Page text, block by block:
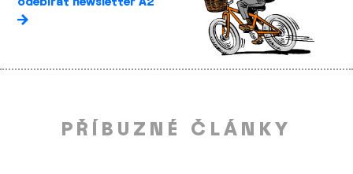
PŘÍBUZNÉ ČLÁNKY